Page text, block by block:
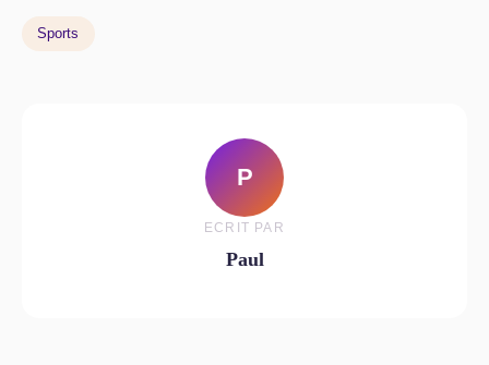
Sports
P
ECRIT PAR
Paul